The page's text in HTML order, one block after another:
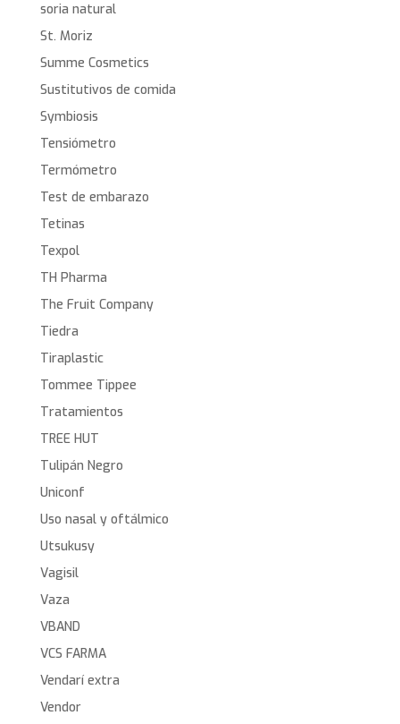
soria natural
St. Moriz
Summe Cosmetics
Sustitutivos de comida
Symbiosis
Tensiómetro
Termómetro
Test de embarazo
Tetinas
Texpol
TH Pharma
The Fruit Company
Tiedra
Tiraplastic
Tommee Tippee
Tratamientos
TREE HUT
Tulipán Negro
Uniconf
Uso nasal y oftálmico
Utsukusy
Vagisil
Vaza
VBAND
VCS FARMA
Vendarí extra
Vendor